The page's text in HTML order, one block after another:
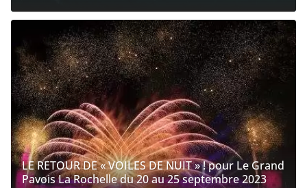
LE RETOUR DE « VOILES DE NUIT » ! pour Le Grand
Pavois La Rochelle du 20 au 25 septembre 2023